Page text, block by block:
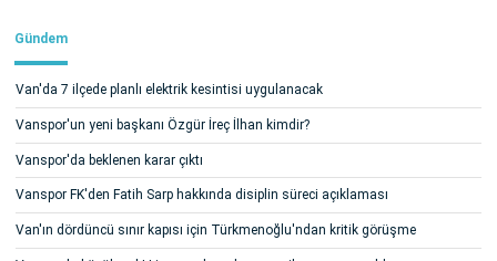
Gündem
Van'da 7 ilçede planlı elektrik kesintisi uygulanacak
Vanspor'un yeni başkanı Özgür İreç İlhan kimdir?
Vanspor'da beklenen karar çıktı
Vanspor FK'den Fatih Sarp hakkında disiplin süreci açıklaması
Van'ın dördüncü sınır kapısı için Türkmenoğlu'ndan kritik görüşme